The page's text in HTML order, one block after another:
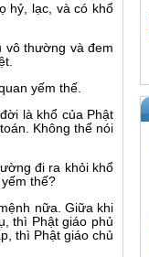
hỷ, lạc, và có khổ
vô thường và đem
yếm thế.
là khổ của Phật
Không thể nói
đi ra khỏi khổ
thế?
nữa. Giữa khi
thì Phật giáo phủ
thì Phật giáo chủ